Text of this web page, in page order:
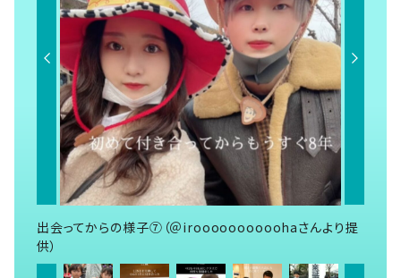
出会ってからの様子⑦（＠iroooooooooohaさんより提
供）